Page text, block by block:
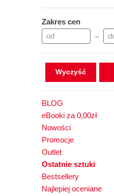
Zakres cen
–
Wyczyść
BLOG
eBooki za 0,00zł
Nowości
Promocje
Outlet
Ostatnie sztuki
Bestsellery
Najlepiej oceniane